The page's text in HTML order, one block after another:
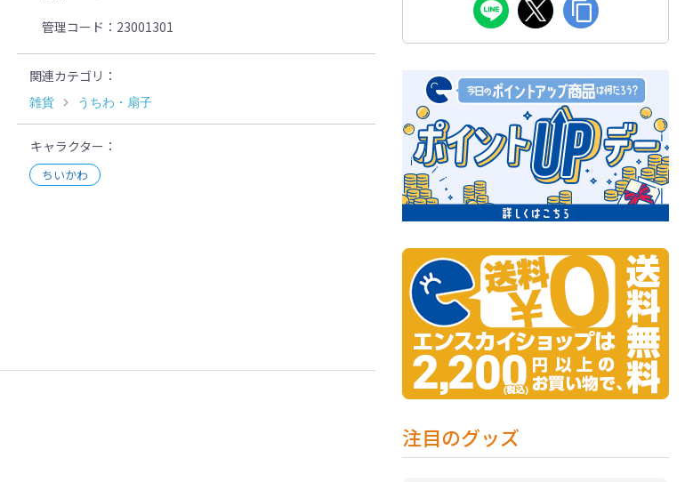
管理コード
23001301
関連カテゴリ
雑貨 うちわ・扇子
キャラクター
ちいかわ
注目のグッズ